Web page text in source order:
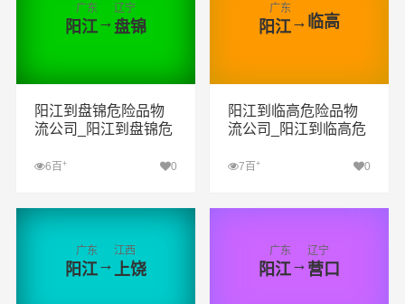
广东
阳江→
辽宁
盘锦
阳江到盘锦危险品物
流公司_阳江到盘锦危
盘锦危险品专线
6百 + 0
查看详细
广东
阳江→ 临高
阳江到临高危险品物
流公司_阳江到临高危
临高危险品专线
7百+ 0
查看详细
广东
阳江→
江西
上饶
广东
阳江→
辽宁
营口